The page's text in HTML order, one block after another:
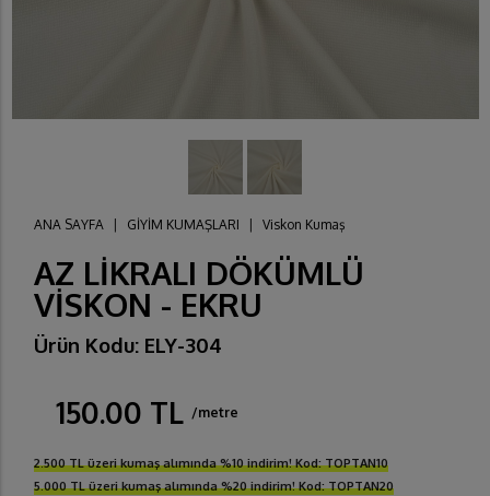
ANA SAYFA GİYİM KUMAŞLARI Viskon Kumaş
AZ LİKRALI DÖKÜMLÜ
VİSKON - EKRU
Ürün Kodu: ELY-304
150.00 TL /metre
2.500 TL üzeri kumaş alımında %10 indirim! Kod: TOPTAN10
5.000 TL üzeri kumaş alımında %20 indirim! Kod: TOPTAN20